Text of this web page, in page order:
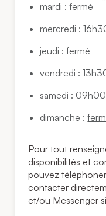
mardi :fermé
mercredi :
jeudi :fermé
vendredi :
samedi :
dimanche :
Pour tout
disponibilités et
pouvez
contacter
et/ou Messenger